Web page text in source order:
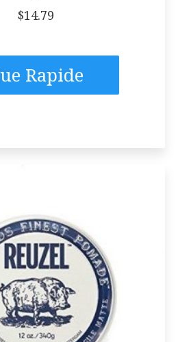
$14.79
Rapide